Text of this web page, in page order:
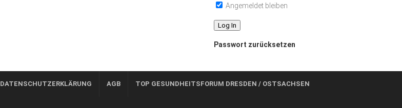
Angemeldet bleiben
Passwort zurücksetzen
DATENSCHUTZERKLÄRUNG AGB TOP GESUNDHEITSFORUM DRESDEN / OSTSACHSEN